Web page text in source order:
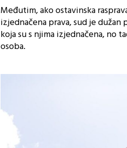
Međutim, ako ostavinska
izjednačena prava, sud je
koja su s njima izjednačena, no
osoba.